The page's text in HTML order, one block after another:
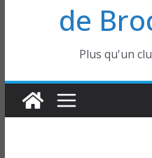
de
Plus qu'un